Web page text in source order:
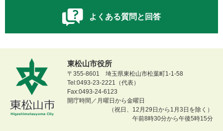
よくある質問と回答
東松山市役所
〒355-8601 埼玉県東松山市松葉町1-1-58
Tel:0493-23-2221（代表）
Fax:0493-24-6123
開庁時間／月曜日から金曜日
（祝日、12月29日から1月3日を除く）
午前8時30分から午後5時15分